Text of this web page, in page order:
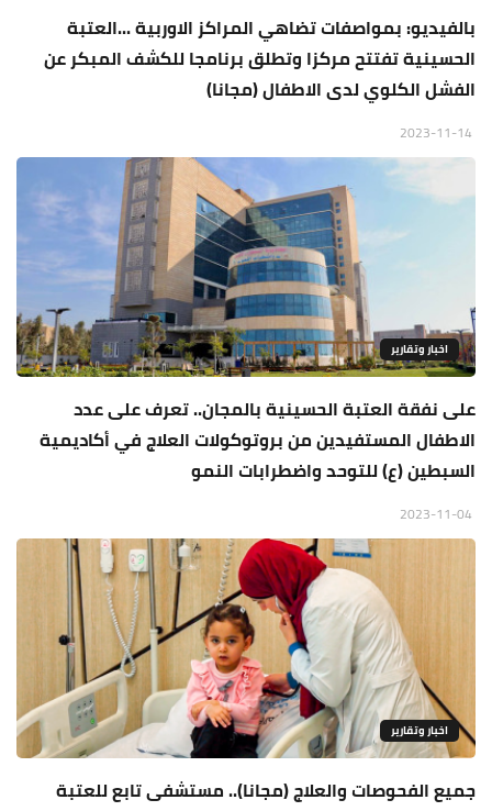
بالفيديو: بمواصفات تضاهي المراكز الاوربية ...العتبة
الحسينية تفتتح مركزا وتطلق برنامجا للكشف المبكر عن
الفشل الكلوي لدى الاطفال (مجانا)
اخبار وتقارير
على نفقة العتبة الحسينية بالمجان.. تعرف على عدد
الاطفال المستفيدين من بروتوكولات العلاج في أكاديمية
السبطين (ع) للتوحد واضطرابات النمو
اخبار وتقارير
جميع الفحوصات والعلاج (مجانا).. مستشفى تابع للعتبة